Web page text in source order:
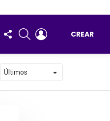
FOLLOW
US
BUSCAR
CREAR